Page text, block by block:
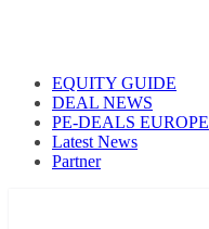
EQUITY GUIDE
DEAL NEWS
PE-DEALS EUROPE
Latest News
Partner